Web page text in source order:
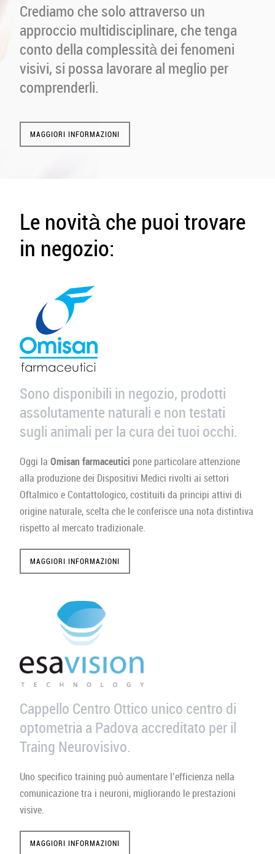
Crediamo che solo attraverso un
approccio multidisciplinare, che tenga
conto della complessità dei fenomeni
visivi, si possa lavorare al meglio per
comprenderli.
MAGGIORI INFORMAZIONI
Le novità che puoi trovare
in negozio:
Sono disponibili in negozio, prodotti
assolutamente naturali e non testati
sugli animali per la cura dei tuoi occhi.
Oggi la Omisan farmaceutici pone particolare attenzione
alla produzione dei Dispositivi Medici rivolti ai settori
Oftalmico e Contattologico, costituiti da principi attivi di
origine naturale, scelta che le conferisce una nota distintiva
rispetto al mercato tradizionale.
MAGGIORI INFORMAZIONI
Cappello Centro Ottico unico centro di
optometria a Padova accreditato per il
Traing Neurovisivo.
Uno specifico training può aumentare l’efficienza nella
comunicazione tra i neuroni, migliorando le prestazioni
visive.
MAGGIORI INFORMAZIONI